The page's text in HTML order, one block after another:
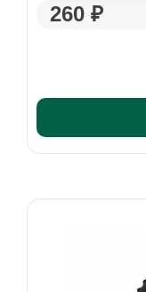
260 ₽